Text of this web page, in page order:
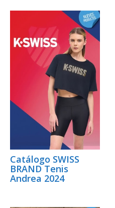
Catálogo SWISS
BRAND Tenis
Andrea 2024